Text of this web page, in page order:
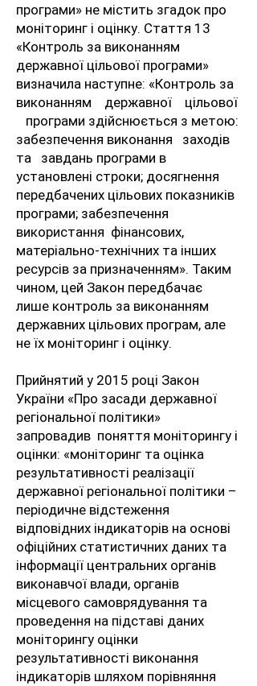
програми» не містить згадок про
моніторинг і оцінку. Стаття 13
«Контроль за виконанням
державної цільової програми»
визначила наступне: «Контроль за
виконанням державної цільової
програми здійснюється з метою:
забезпечення виконання заходів
та завдань програми в
установлені строки; досягнення
передбачених цільових показників
програми; забезпечення
використання фінансових,
матеріально-технічних та інших
ресурсів за призначенням». Таким
чином, цей Закон передбачає
лише контроль за виконанням
державних цільових програм, але
не їх моніторинг і оцінку.
Прийнятий у 2015 році Закон
України «Про засади державної
регіональної політики»
запровадив поняття моніторингу і
оцінки: «моніторинг та оцінка
результативності реалізації
державної регіональної політики –
періодичне відстеження
відповідних індикаторів на основі
офіційних статистичних даних та
інформації центральних органів
виконавчої влади, органів
місцевого самоврядування та
проведення на підставі даних
моніторингу оцінки
результативності виконання
індикаторів шляхом порівняння